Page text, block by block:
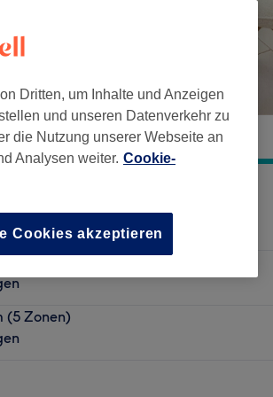
(5 Zonen)
Dritten, um Inhalte und Anzeigen
und unseren Datenverkehr zu
die Nutzung unserer Webseite an
Analysen weiter. Cookie-
Cookies akzeptieren